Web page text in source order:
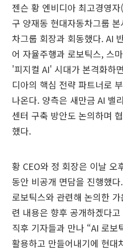
젠슨 황 엔비디아 최고경영
구 양재동 현대자동차그룹
차그룹 회장과 회동했다. AI
어 자율주행과 로보틱스, 스
'피지컬 AI' 시대가 본격화하
디아의 핵심 전략 파트너로
나온다. 양측은 새만금 AI 밸
센터 구축 방안도 논의하며
했다.
황 CEO와 정 회장은 이날 오
동안 비공개 면담을 진행했
로보틱스와 관련해 논의한
련 내용은 향후 공개하겠다
직후 기자들과 만나 “AI 로보
활용하고 만들어내기에 현대